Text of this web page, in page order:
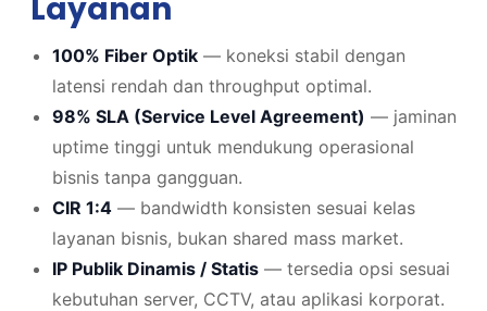
Layanan
100% Fiber Optik — koneksi stabil dengan
latensi rendah dan throughput optimal.
98% SLA (Service Level Agreement) — jaminan
uptime tinggi untuk mendukung operasional
bisnis tanpa gangguan.
CIR 1:4 — bandwidth konsisten sesuai kelas
layanan bisnis, bukan shared mass market.
IP Publik Dinamis / Statis — tersedia opsi sesuai
kebutuhan server, CCTV, atau aplikasi korporat.